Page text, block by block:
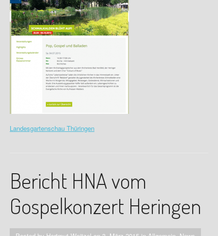
Landesgartenschau Thüringen
Bericht HNA vom
Gospelkonzert Heringen